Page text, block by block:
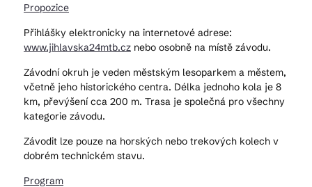
CS EN DE
© 2026 Brána Jihlavy
Propozice
Přihlášky elektronicky na internetové adrese:
www.jihlavska24mtb.cz nebo osobně na místě závodu.
Závodní okruh je veden městským lesoparkem a městem,
včetně jeho historického centra. Délka jednoho kola je 8
km, převýšení cca 200 m. Trasa je společná pro všechny
kategorie závodu.
Závodit lze pouze na horských nebo trekových kolech v
dobrém technickém stavu.
Program